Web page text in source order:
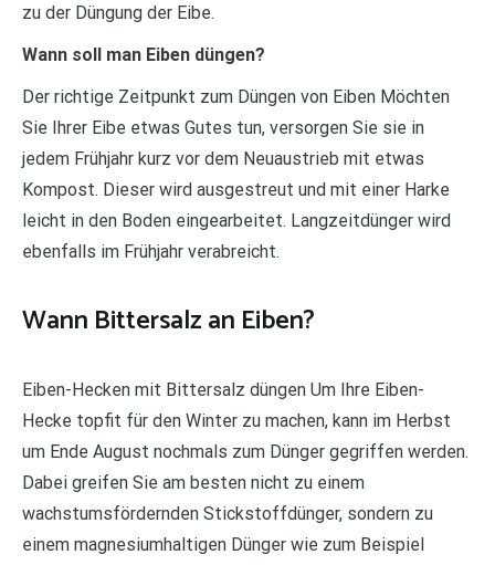
zu der Düngung der Eibe.
Wann soll man Eiben düngen?
Der richtige Zeitpunkt zum Düngen von Eiben Möchten
Sie Ihrer Eibe etwas Gutes tun, versorgen Sie sie in
jedem Frühjahr kurz vor dem Neuaustrieb mit etwas
Kompost. Dieser wird ausgestreut und mit einer Harke
leicht in den Boden eingearbeitet. Langzeitdünger wird
ebenfalls im Frühjahr verabreicht.
Wann Bittersalz an Eiben?
Eiben-Hecken mit Bittersalz düngen Um Ihre Eiben-
Hecke topfit für den Winter zu machen, kann im Herbst
um Ende August nochmals zum Dünger gegriffen werden.
Dabei greifen Sie am besten nicht zu einem
wachstumsfördernden Stickstoffdünger, sondern zu
einem magnesiumhaltigen Dünger wie zum Beispiel